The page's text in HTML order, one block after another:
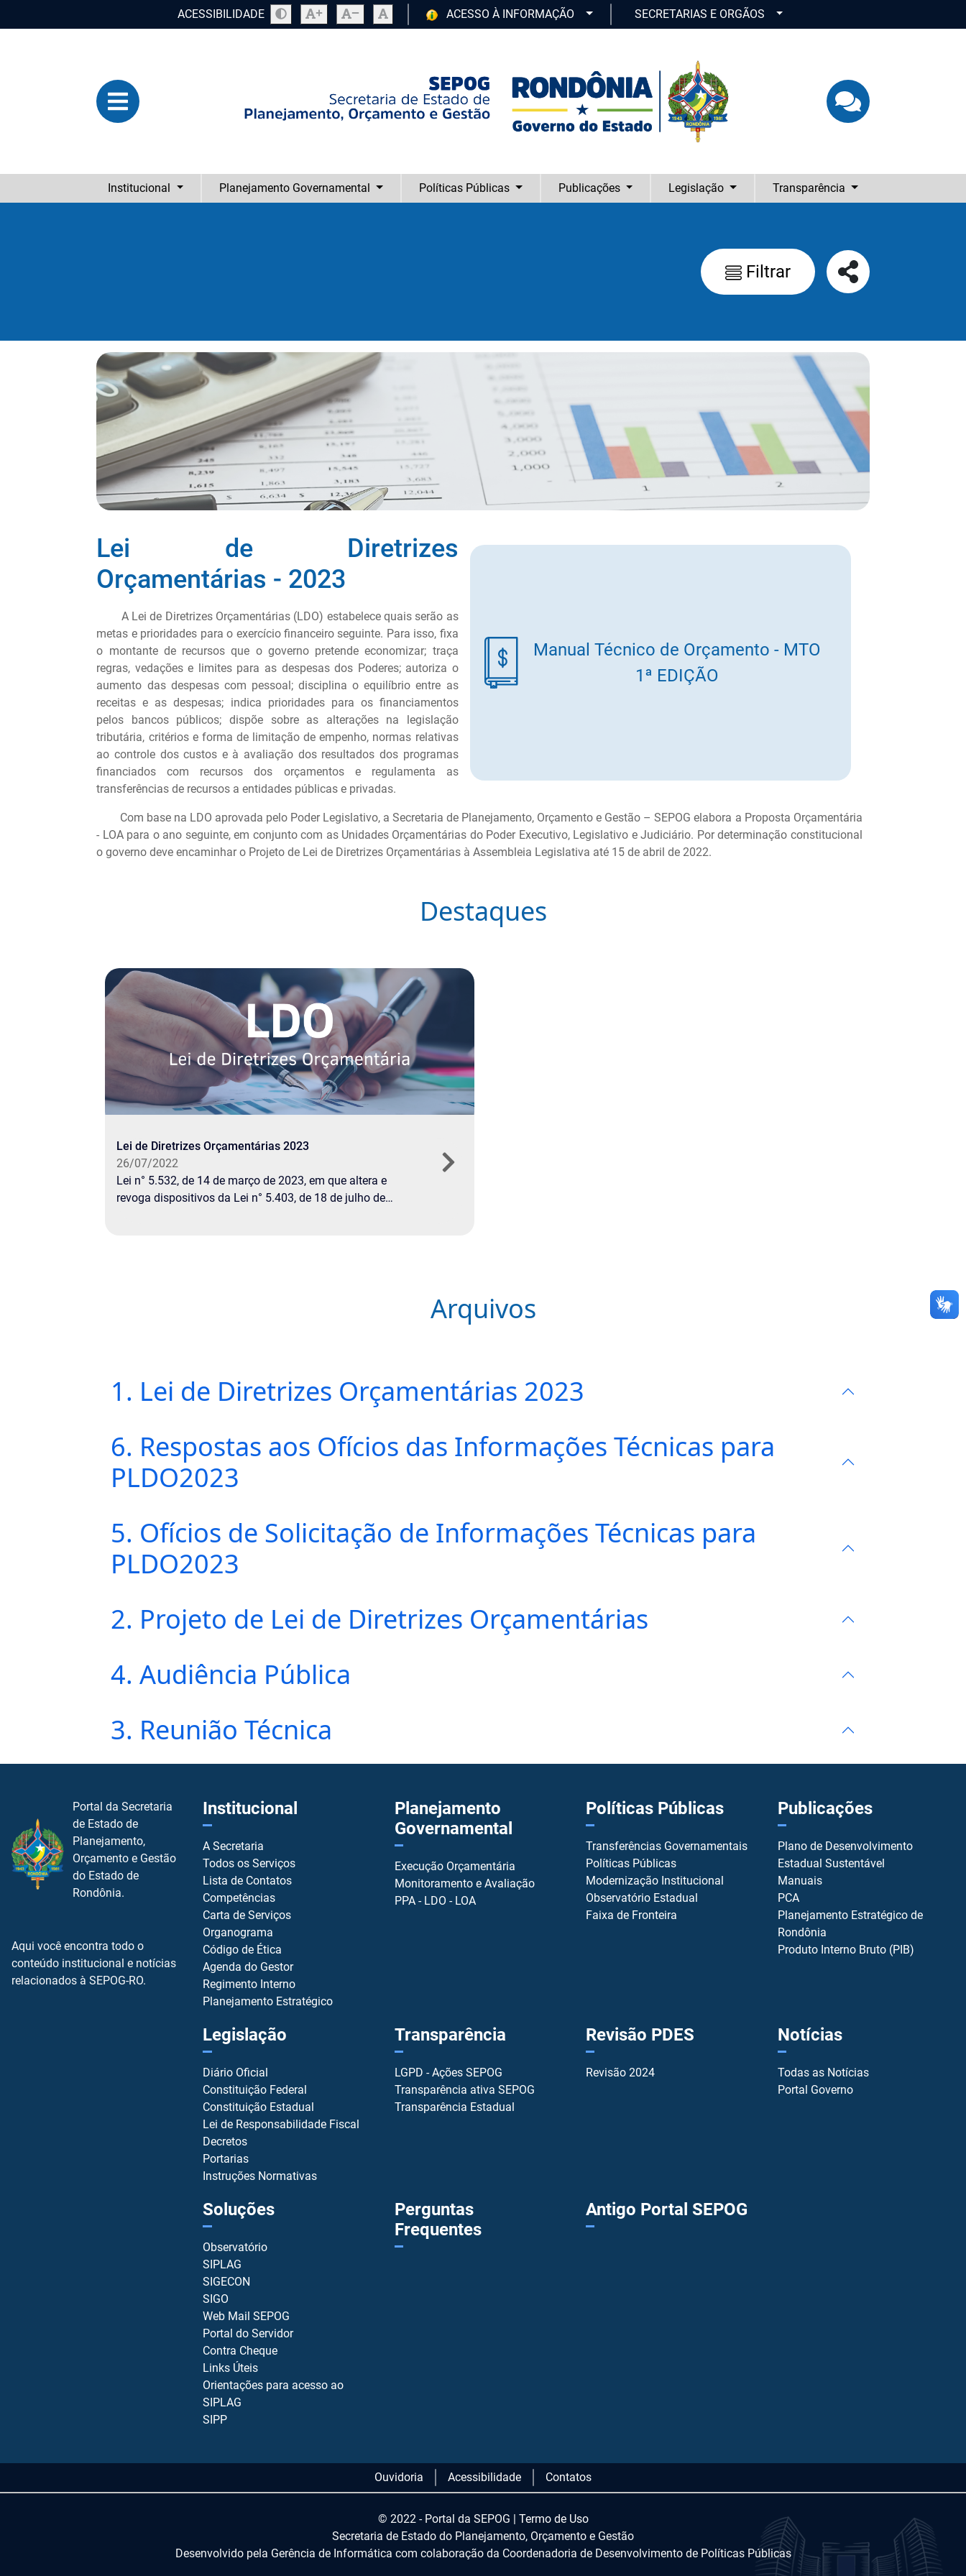
ACESSIBILIDADE ACESSO À INFORMAÇÃO SECRETARIAS E ORGÃOS
Institucional Planejamento Governamental Políticas Públicas Publicações Legislação Transparência
Filtrar
Manual Técnico de Orçamento - MTO
1ª EDIÇÃO
Lei de Diretrizes
Orçamentárias - 2023
A Lei de Diretrizes Orçamentárias (LDO) estabelece quais serão as
metas e prioridades para o exercício financeiro seguinte. Para isso, fixa
o montante de recursos que o governo pretende economizar; traça
regras, vedações e limites para as despesas dos Poderes; autoriza o
aumento das despesas com pessoal; disciplina o equilíbrio entre as
receitas e as despesas; indica prioridades para os financiamentos
pelos bancos públicos; dispõe sobre as alterações na legislação
tributária, critérios e forma de limitação de empenho, normas relativas
ao controle dos custos e à avaliação dos resultados dos programas
financiados com recursos dos orçamentos e regulamenta as
transferências de recursos a entidades públicas e privadas.
Com base na LDO aprovada pelo Poder Legislativo, a Secretaria de Planejamento, Orçamento e Gestão – SEPOG elabora a Proposta Orçamentária
- LOA para o ano seguinte, em conjunto com as Unidades Orçamentárias do Poder Executivo, Legislativo e Judiciário. Por determinação constitucional
o governo deve encaminhar o Projeto de Lei de Diretrizes Orçamentárias à Assembleia Legislativa até 15 de abril de 2022.
Destaques
Lei de Diretrizes Orçamentárias 2023
26/07/2022
Lei n° 5.532, de 14 de março de 2023, em que altera e
revoga dispositivos da Lei n° 5.403, de 18 de julho de
Arquivos
1. Lei de Diretrizes Orçamentárias 2023
6. Respostas aos Ofícios das Informações Técnicas para
PLDO2023
5. Ofícios de Solicitação de Informações Técnicas para
PLDO2023
2. Projeto de Lei de Diretrizes Orçamentárias
4. Audiência Pública
3. Reunião Técnica
Portal da Secretaria
de Estado de
Planejamento,
Orçamento e Gestão
do Estado de
Rondônia.
Aqui você encontra todo o
conteúdo institucional e notícias
relacionados à SEPOG-RO.
Institucional
A Secretaria
Todos os Serviços
Lista de Contatos
Competências
Carta de Serviços
Organograma
Código de Ética
Agenda do Gestor
Regimento Interno
Planejamento Estratégico
Planejamento
Governamental
Execução Orçamentária
Monitoramento e Avaliação
PPA - LDO - LOA
Políticas Públicas
Transferências Governamentais
Políticas Públicas
Modernização Institucional
Observatório Estadual
Faixa de Fronteira
Publicações
Plano de Desenvolvimento
Estadual Sustentável
Manuais
PCA
Planejamento Estratégico de
Rondônia
Produto Interno Bruto (PIB)
Legislação
Diário Oficial
Constituição Federal
Constituição Estadual
Lei de Responsabilidade Fiscal
Decretos
Portarias
Instruções Normativas
Transparência
LGPD - Ações SEPOG
Transparência ativa SEPOG
Transparência Estadual
Revisão PDES
Revisão 2024
Notícias
Todas as Notícias
Portal Governo
Soluções
Observatório
SIPLAG
SIGECON
SIGO
Web Mail SEPOG
Portal do Servidor
Contra Cheque
Links Úteis
Orientações para acesso ao
SIPLAG
SIPP
Perguntas
Frequentes
Antigo Portal SEPOG
Ouvidoria Acessibilidade Contatos
© 2022 - Portal da SEPOG | Termo de Uso
Secretaria de Estado do Planejamento, Orçamento e Gestão
Desenvolvido pela Gerência de Informática com colaboração da Coordenadoria de Desenvolvimento de Políticas Públicas